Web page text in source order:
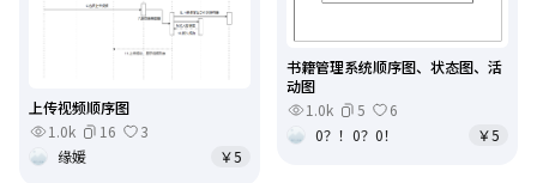
书籍管理系统顺序图、状态图、活
动图
1.0k
5
6
0？！0？0！
￥5
上传视频顺序图
1.0k
16
3
缘媛
￥5